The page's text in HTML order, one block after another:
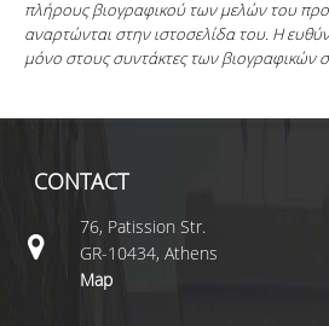
πλήρους βιογραφικού των μελών του
αναρτώνται στην ιστοσελίδα του. Η
μόνο στους συντάκτες των βιογραφικών
CONTACT
76, Patission Str.
GR-10434, Athens
Map